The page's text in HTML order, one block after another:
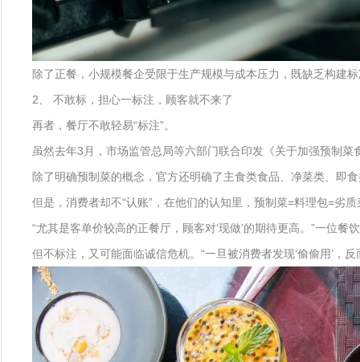
除了正餐，小规模餐企受限于生产规模与成本压力，既缺乏构建
2、 不敢标，担心一标注，顾客就不来了
再者，餐厅不敢轻易“标注”。
虽然去年3月，市场监管总局等六部门联合印发《关于加强预制
除了明确预制菜的概念，官方还明确了主食类食品、净菜类、即
但是，消费者却不“认账”，在他们的认知里，预制菜=料理包=劣
“尤其是客单价较高的正餐厅，顾客对‘现做’的期待更高。”一位餐
但不标注，又可能面临诚信危机。“一旦被消费者发现‘偷偷用’，反